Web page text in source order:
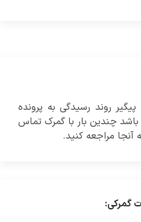
روند رسیدگی به پرونده
چندین بار با گمرک تماس
مراجعه کنید.
گمرکی: